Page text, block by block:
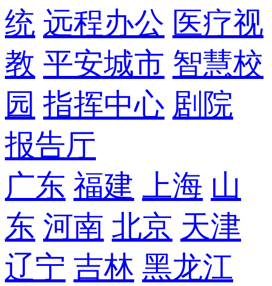
统 远程办公 医疗视
教 平安城市 智慧校
园 指挥中心 剧院
报告厅
广东 福建 上海 山
东 河南 北京 天津
辽宁 吉林 黑龙江